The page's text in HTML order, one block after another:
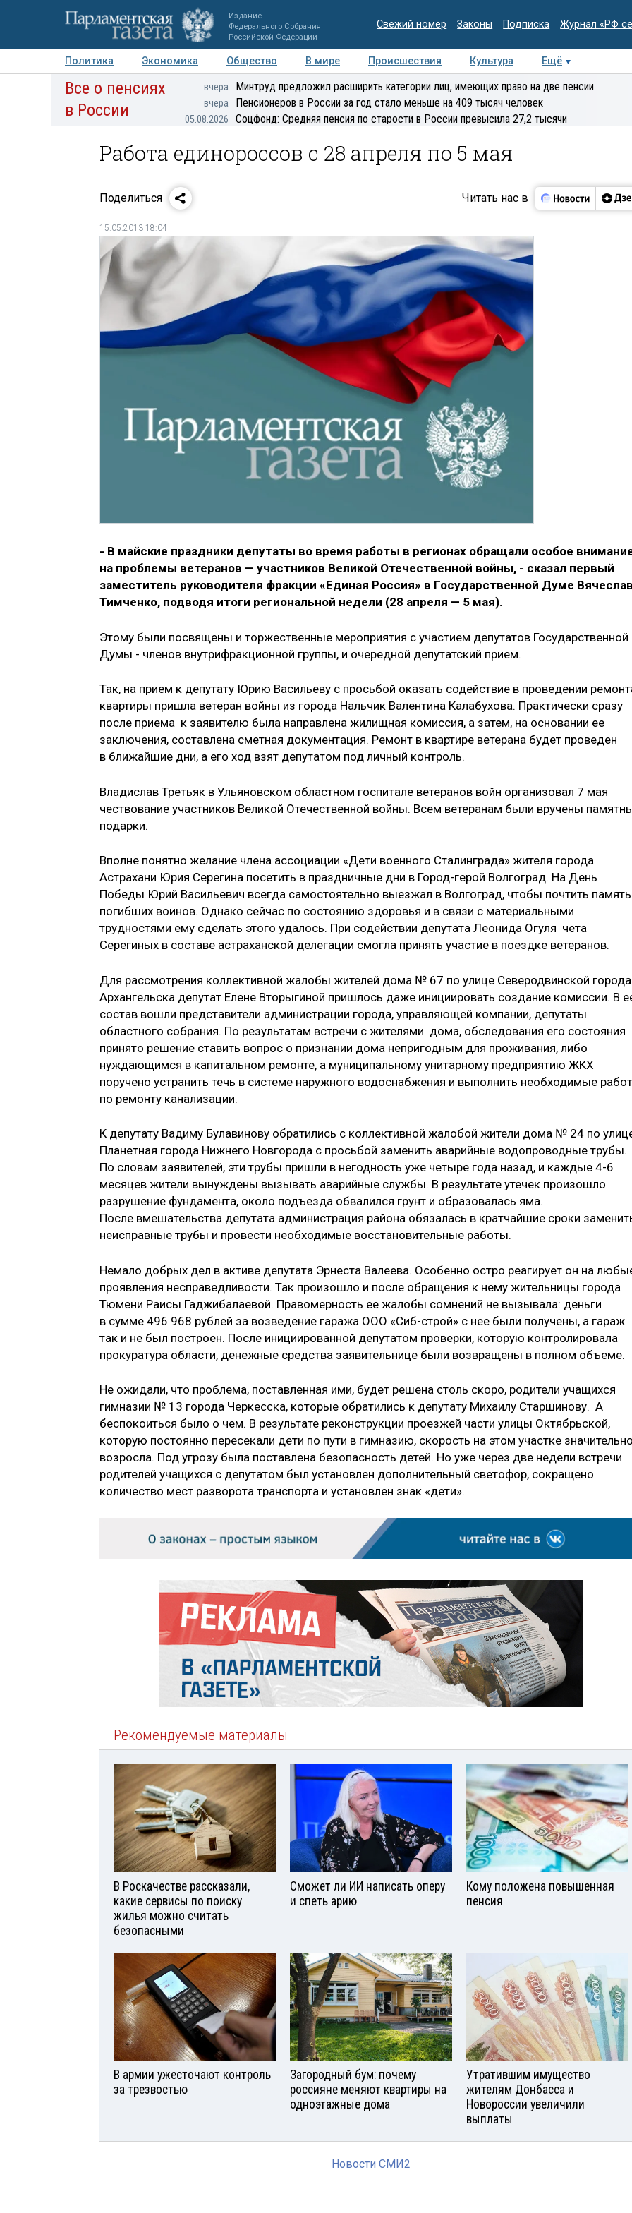
Издание
Федерального Собрания
Российской Федерации
Свежий номер Законы Подписка Журнал «РФ
Политика Экономика Общество В мире Происшествия Культура
Ещё
Авторы Персоны Мнения Регионы Медиацентр Интервью Колумнисты
Все о пенсиях
в России
вчера Минтруд предложил расширить категории лиц, имеющих право на две пенсии
вчера Пенсионеров в России за год стало меньше на 409 тысяч человек
05.08.2026 Соцфонд: Средняя пенсия по старости в России превысила 27,2 тысячи
Работа единороссов с 28 апреля по 5 мая
Поделиться Читать нас в
15.05.2013 18:04
- В майские праздники депутаты во время работы в регионах обращали особое
на проблемы ветеранов — участников Великой Отечественной войны, - сказал первый
заместитель руководителя фракции «Единая Россия» в Государственной Думе
Тимченко, подводя итоги региональной недели (28 апреля — 5 мая).
Этому были посвящены и торжественные мероприятия с участием депутатов Государственной
Думы - членов внутрифракционной группы, и очередной депутатский прием.
Так, на прием к депутату Юрию Васильеву с просьбой оказать содействие в проведении
квартиры пришла ветеран войны из города Нальчик Валентина Калабухова. Практически сразу
после приема к заявителю была направлена жилищная комиссия, а затем, на основании ее
заключения, составлена сметная документация. Ремонт в квартире ветерана будет проведен
в ближайшие дни, а его ход взят депутатом под личный контроль.
Владислав Третьяк в Ульяновском областном госпитале ветеранов войн организовал 7 мая
чествование участников Великой Отечественной войны. Всем ветеранам были вручены
подарки.
Вполне понятно желание члена ассоциации «Дети военного Сталинграда» жителя города
Астрахани Юрия Серегина посетить в праздничные дни в Город-герой Волгоград. На День
Победы Юрий Васильевич всегда самостоятельно выезжал в Волгоград, чтобы почтить память
погибших воинов. Однако сейчас по состоянию здоровья и в связи с материальными
трудностями ему сделать этого удалось. При содействии депутата Леонида Огуля чета
Серегиных в составе астраханской делегации смогла принять участие в поездке ветеранов.
Для рассмотрения коллективной жалобы жителей дома № 67 по улице Северодвинской города
Архангельска депутат Елене Вторыгиной пришлось даже инициировать создание комиссии. В
состав вошли представители администрации города, управляющей компании, депутаты
областного собрания. По результатам встречи с жителями дома, обследования его состояния
принято решение ставить вопрос о признании дома непригодным для проживания, либо
нуждающимся в капитальном ремонте, а муниципальному унитарному предприятию ЖКХ
поручено устранить течь в системе наружного водоснабжения и выполнить необходимые
по ремонту канализации.
К депутату Вадиму Булавинову обратились с коллективной жалобой жители дома № 24 по
Планетная города Нижнего Новгорода с просьбой заменить аварийные водопроводные трубы.
По словам заявителей, эти трубы пришли в негодность уже четыре года назад, и каждые 4-6
месяцев жители вынуждены вызывать аварийные службы. В результате утечек произошло
разрушение фундамента, около подъезда обвалился грунт и образовалась яма.
После вмешательства депутата администрация района обязалась в кратчайшие сроки
неисправные трубы и провести необходимые восстановительные работы.
Немало добрых дел в активе депутата Эрнеста Валеева. Особенно остро реагирует он на
проявления несправедливости. Так произошло и после обращения к нему жительницы города
Тюмени Раисы Гаджибалаевой. Правомерность ее жалобы сомнений не вызывала: деньги
в сумме 496 968 рублей за возведение гаража ООО «Сиб-строй» с нее были получены, а гараж
так и не был построен. После инициированной депутатом проверки, которую контролировала
прокуратура области, денежные средства заявительнице были возвращены в полном объеме.
Не ожидали, что проблема, поставленная ими, будет решена столь скоро, родители учащихся
гимназии № 13 города Черкесска, которые обратились к депутату Михаилу Старшинову. А
беспокоиться было о чем. В результате реконструкции проезжей части улицы Октябрьской,
которую постоянно пересекали дети по пути в гимназию, скорость на этом участке
возросла. Под угрозу была поставлена безопасность детей. Но уже через две недели встречи
родителей учащихся с депутатом был установлен дополнительный светофор, сокращено
количество мест разворота транспорта и установлен знак «дети».
Рекомендуемые материалы
В Роскачестве рассказали,
какие сервисы по поиску
жилья можно считать
безопасными
Сможет ли ИИ написать оперу
и спеть арию
Кому положена повышенная
пенсия
В армии ужесточают контроль
за трезвостью
Загородный бум: почему
россияне меняют квартиры на
одноэтажные дома
Утратившим имущество
жителям Донбасса и
Новороссии увеличили
выплаты
Новости СМИ2